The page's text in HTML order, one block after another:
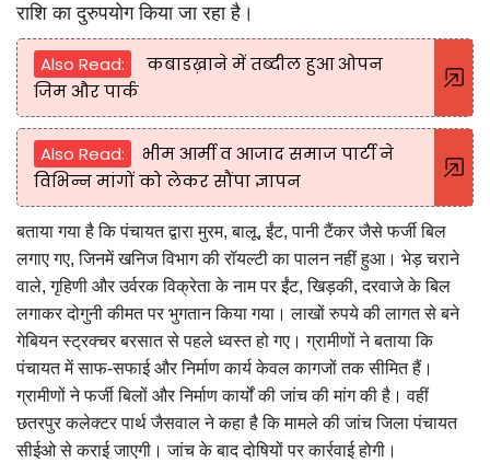
राशि का दुरुपयोग किया जा रहा है।
Also Read:
कबाडख़ाने में तब्दील हुआ ओपन
जिम और पार्क
Also Read:
भीम आर्मी व आजाद समाज पार्टी ने
विभिन्न मांगों को लेकर सौंपा ज्ञापन
बताया गया है कि पंचायत द्वारा मुरम, बालू, ईंट, पानी टैंकर जैसे फर्जी बिल
लगाए गए, जिनमें खनिज विभाग की रॉयल्टी का पालन नहीं हुआ। भेड़ चराने
वाले, गृहिणी और उर्वरक विक्रेता के नाम पर ईंट, खिड़की, दरवाजे के बिल
लगाकर दोगुनी कीमत पर भुगतान किया गया। लाखों रुपये की लागत से बने
गेबियन स्ट्रक्चर बरसात से पहले ध्वस्त हो गए। ग्रामीणों ने बताया कि
पंचायत में साफ-सफाई और निर्माण कार्य केवल कागजों तक सीमित हैं।
ग्रामीणों ने फर्जी बिलों और निर्माण कार्यों की जांच की मांग की है। वहीं
छतरपुर कलेक्टर पार्थ जैसवाल ने कहा है कि मामले की जांच जिला पंचायत
सीईओ से कराई जाएगी। जांच के बाद दोषियों पर कार्रवाई होगी।